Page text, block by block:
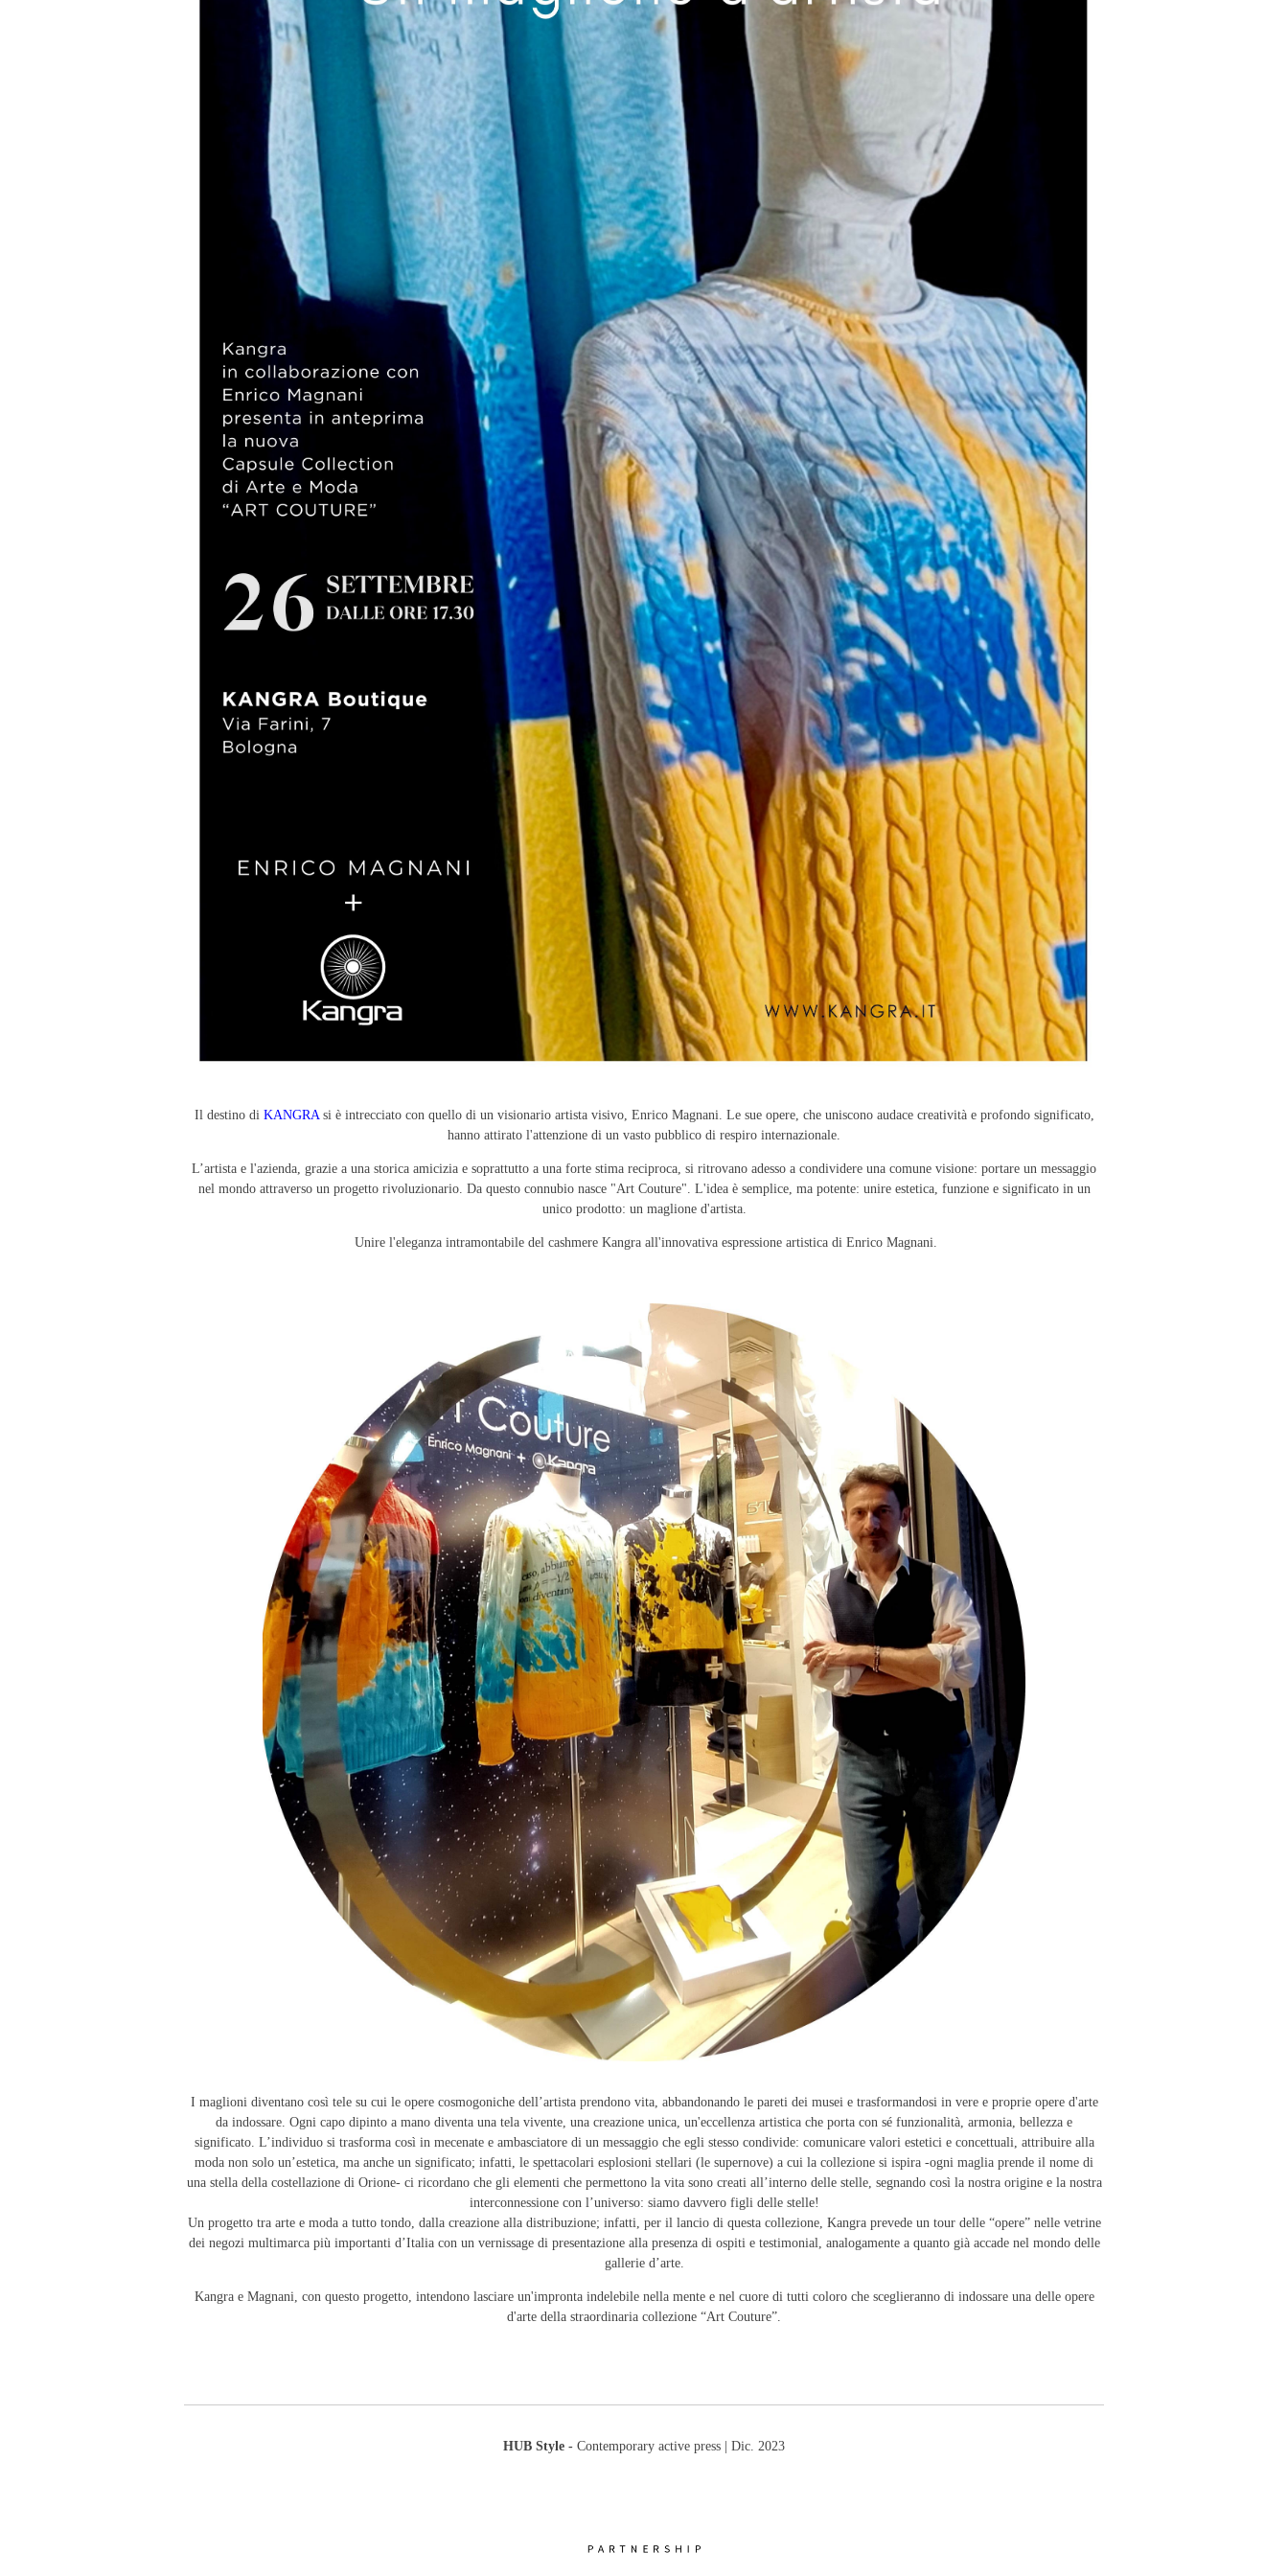
Il destino di KANGRA si è intrecciato con quello di un visionario artista visivo, Enrico Magnani. Le sue opere, che uniscono audace creatività e profondo significato,
hanno attirato l'attenzione di un vasto pubblico di respiro internazionale.
L’artista e l'azienda, grazie a una storica amicizia e soprattutto a una forte stima reciproca, si ritrovano adesso a condividere una comune visione: portare un messaggio
nel mondo attraverso un progetto rivoluzionario. Da questo connubio nasce "Art Couture". L'idea è semplice, ma potente: unire estetica, funzione e significato in un
unico prodotto: un maglione d'artista.
Unire l'eleganza intramontabile del cashmere Kangra all'innovativa espressione artistica di Enrico Magnani.
I maglioni diventano così tele su cui le opere cosmogoniche dell’artista prendono vita, abbandonando le pareti dei musei e trasformandosi in vere e proprie opere d'arte
da indossare. Ogni capo dipinto a mano diventa una tela vivente, una creazione unica, un'eccellenza artistica che porta con sé funzionalità, armonia, bellezza e
significato. L’individuo si trasforma così in mecenate e ambasciatore di un messaggio che egli stesso condivide: comunicare valori estetici e concettuali, attribuire alla
moda non solo un’estetica, ma anche un significato; infatti, le spettacolari esplosioni stellari (le supernove) a cui la collezione si ispira -ogni maglia prende il nome di
una stella della costellazione di Orione- ci ricordano che gli elementi che permettono la vita sono creati all’interno delle stelle, segnando così la nostra origine e la nostra
interconnessione con l’universo: siamo davvero figli delle stelle!
Un progetto tra arte e moda a tutto tondo, dalla creazione alla distribuzione; infatti, per il lancio di questa collezione, Kangra prevede un tour delle “opere” nelle vetrine
dei negozi multimarca più importanti d’Italia con un vernissage di presentazione alla presenza di ospiti e testimonial, analogamente a quanto già accade nel mondo delle
gallerie d’arte.
Kangra e Magnani, con questo progetto, intendono lasciare un'impronta indelebile nella mente e nel cuore di tutti coloro che sceglieranno di indossare una delle opere
d'arte della straordinaria collezione “Art Couture”.
HUB Style - Contemporary active press | Dic. 2023